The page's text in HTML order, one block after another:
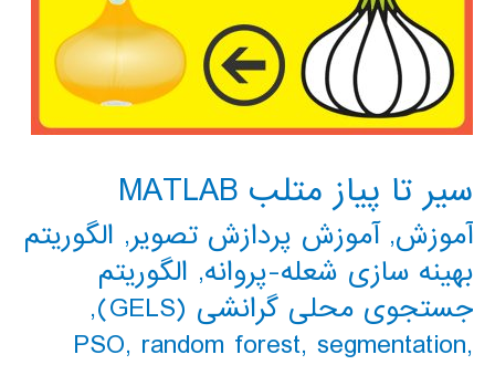
سیر تا پیاز متلب MATLAB
آموزش,آموزش پردازش تصویر, الگوریتم
بهینه سازی شعله-پروانه, الگوریتم
جستجوی محلی گرانشی (GELS)
,
PSO, random forest, segmentation,